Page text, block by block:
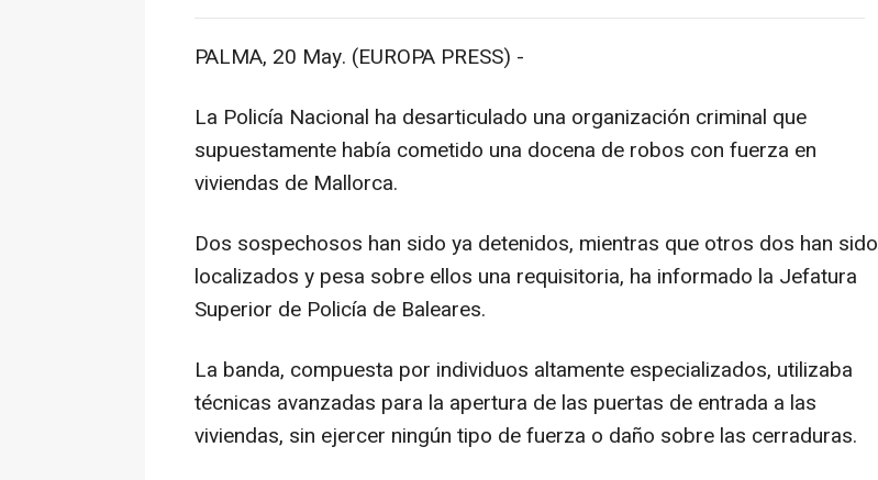
PALMA, 20 May. (EUROPA PRESS) -
La Policía Nacional ha desarticulado una organización criminal que
supuestamente había cometido una docena de robos con fuerza en
viviendas de Mallorca.
Dos sospechosos han sido ya detenidos, mientras que otros dos han sido
localizados y pesa sobre ellos una requisitoria, ha informado la Jefatura
Superior de Policía de Baleares.
La banda, compuesta por individuos altamente especializados, utilizaba
técnicas avanzadas para la apertura de las puertas de entrada a las
viviendas, sin ejercer ningún tipo de fuerza o daño sobre las cerraduras.